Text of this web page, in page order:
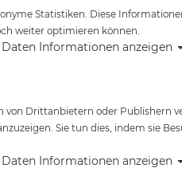
Scubapro Snapper mit
Alle Artikel
Snapper mit Einlage
28555000
Statistiken. Diese
weiter optimieren können.
Daten Informationen anzeigen
von Drittanbietern oder Publishern
Sie tun dies, indem sie
Daten Informationen anzeigen